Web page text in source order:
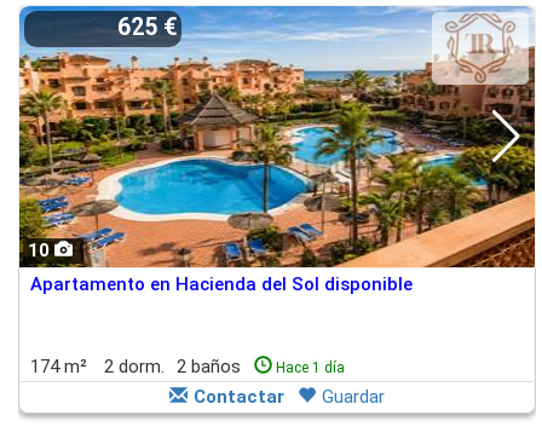
10
625 €
Apartamento en Hacienda del Sol disponible
174 m² 2 dorm. 2 baños Hace 1 día
Contactar Guardar